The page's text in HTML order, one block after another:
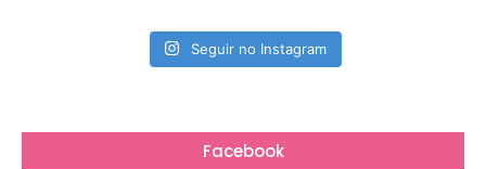
Seguir no Instagram
Facebook